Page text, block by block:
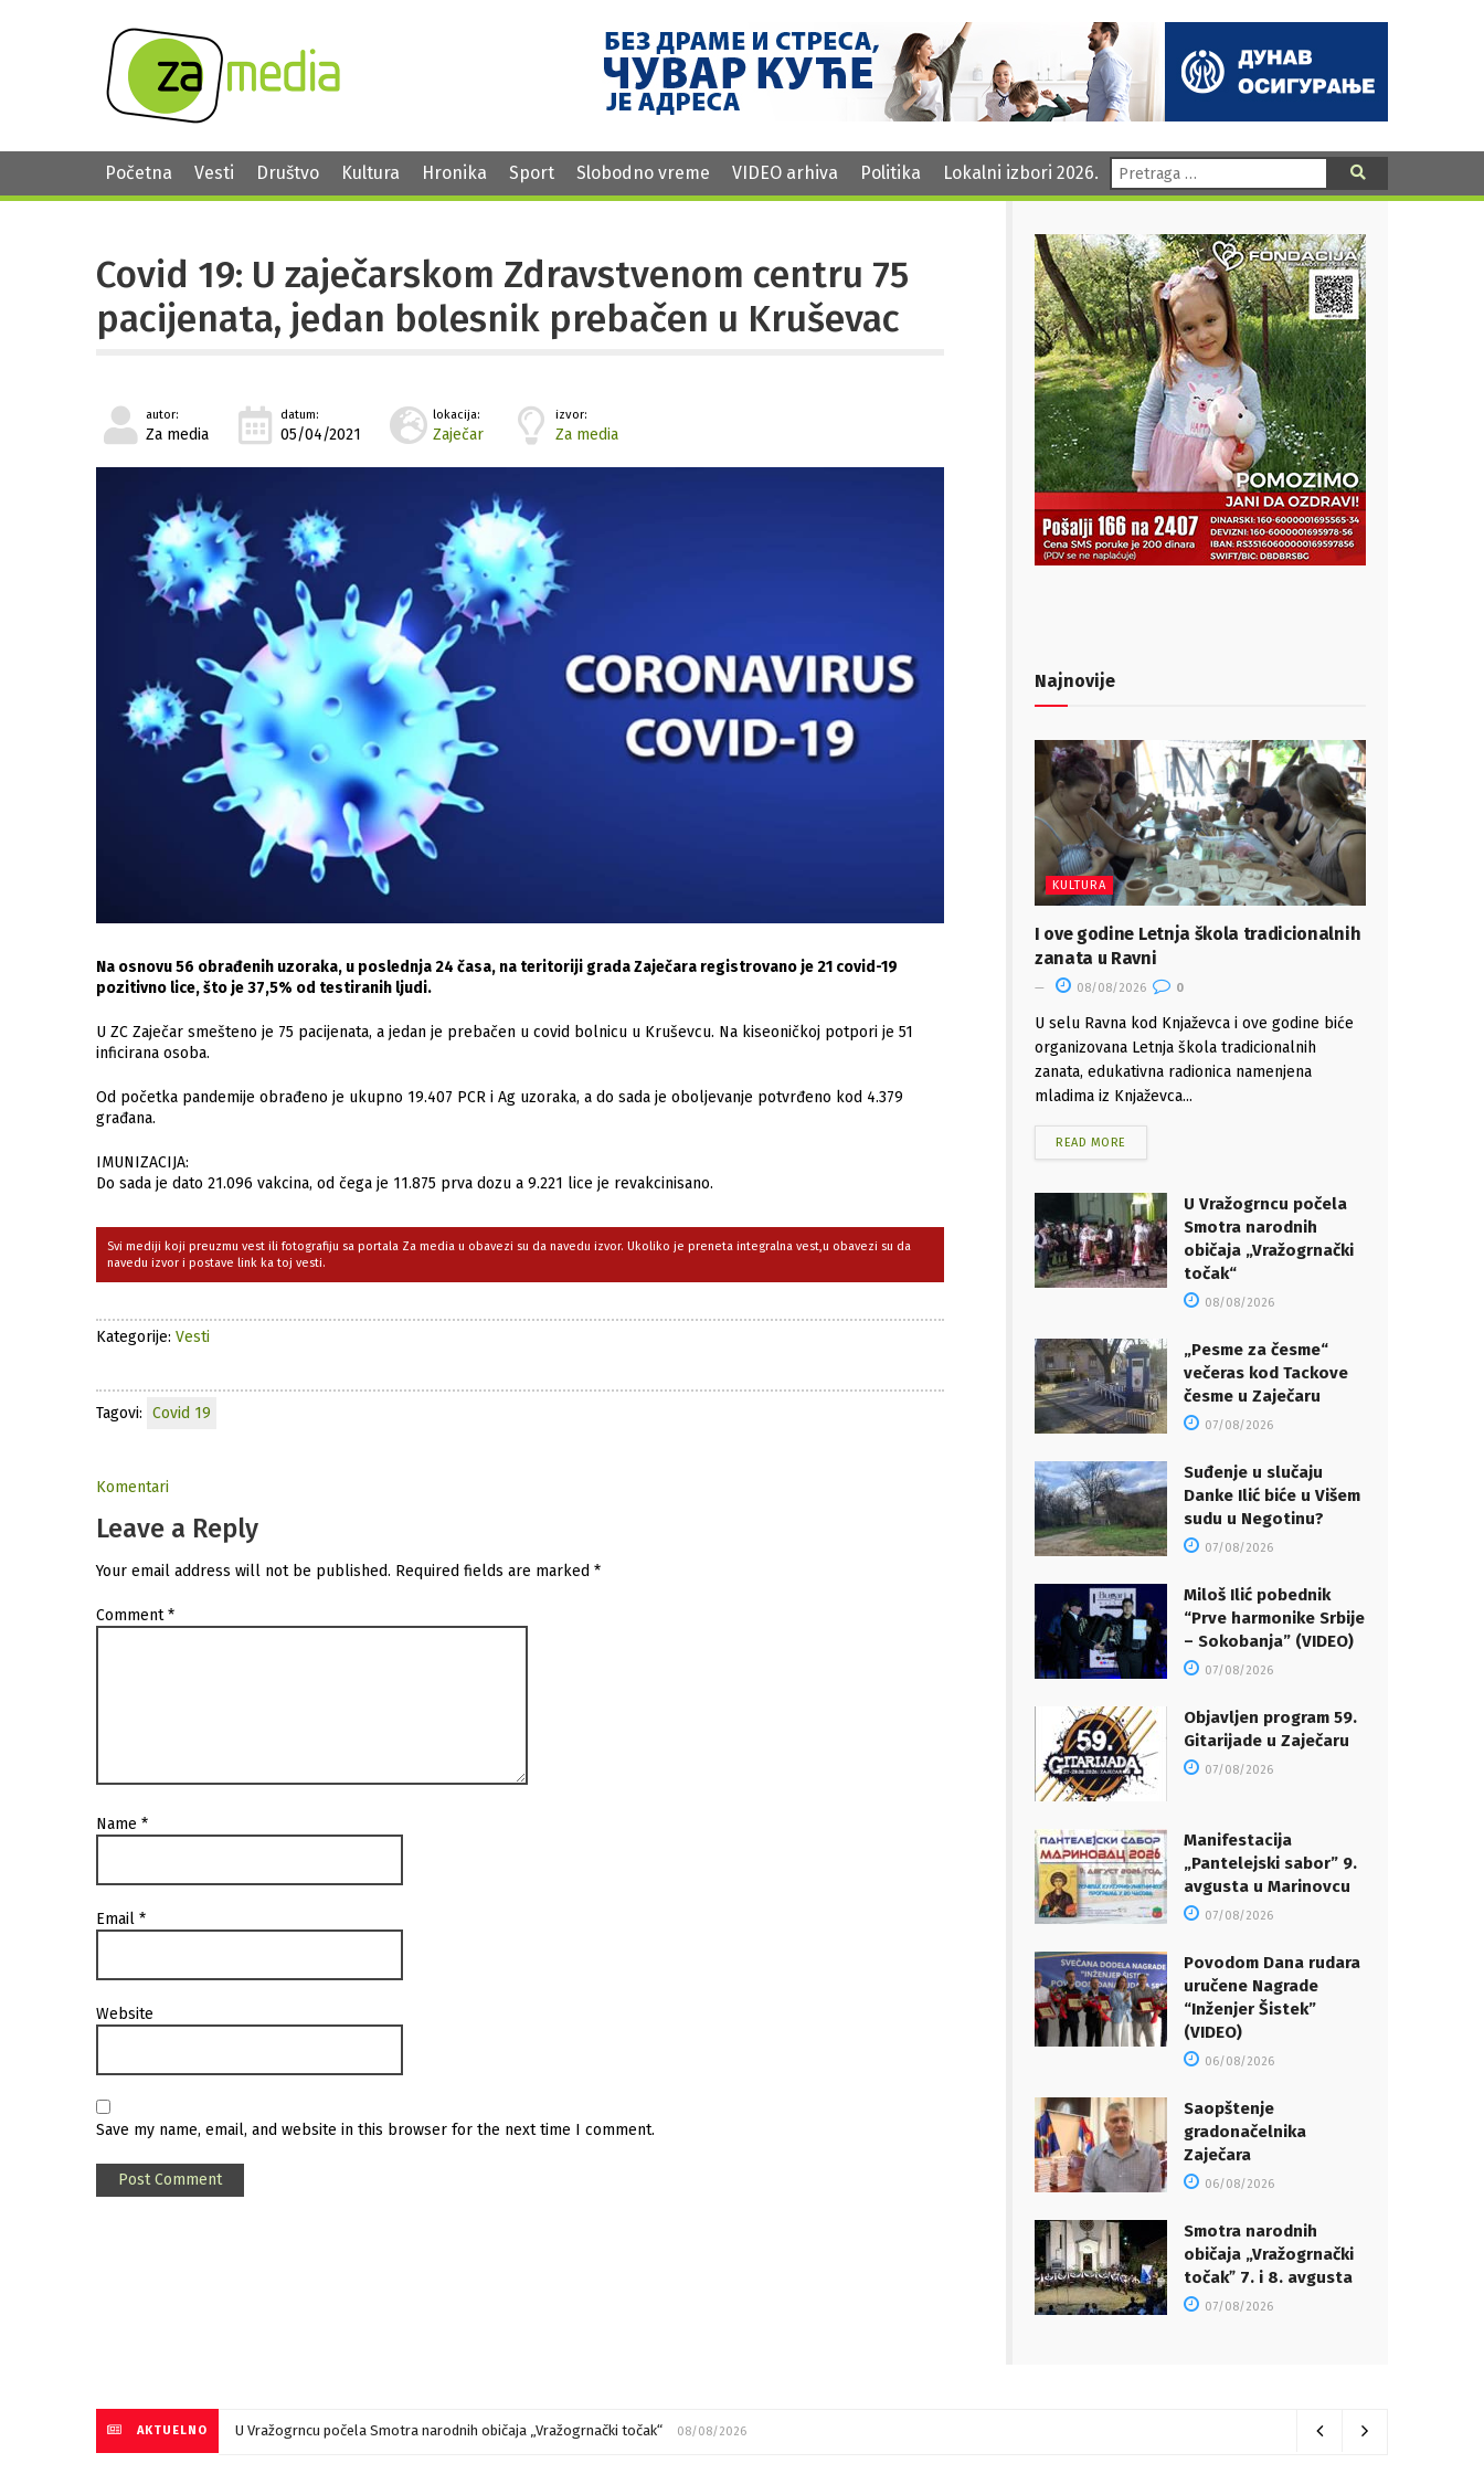
Početna Vesti Društvo Kultura Hronika Sport Slobodno vreme VIDEO arhiva Politika Lokalni izbori 2026. Pretraga:
Covid 19: U zaječarskom Zdravstvenom centru 75
pacijenata, jedan bolesnik prebačen u Kruševac
autor:
Za media
datum:
05/04/2021
lokacija:
Zaječar
izvor:
Za media
Na osnovu 56 obrađenih uzoraka, u poslednja 24 časa, na teritoriji grada Zaječara registrovano je 21 covid-19
pozitivno lice, što je 37,5% od testiranih ljudi.
U ZC Zaječar smešteno je 75 pacijenata, a jedan je prebačen u covid bolnicu u Kruševcu. Na kiseoničkoj potpori je 51
inficirana osoba.
Od početka pandemije obrađeno je ukupno 19.407 PCR i Ag uzoraka, a do sada je oboljevanje potvrđeno kod 4.379
građana.
IMUNIZACIJA:
Do sada je dato 21.096 vakcina, od čega je 11.875 prva dozu a 9.221 lice je revakcinisano.
Svi mediji koji preuzmu vest ili fotografiju sa portala Za media u obavezi su da navedu izvor. Ukoliko je preneta integralna vest,u obavezi su da
navedu izvor i postave link ka toj vesti.
Kategorije: Vesti
Tagovi: Covid 19
Komentari
Leave a Reply
Your email address will not be published. Required fields are marked *
Comment*
Name *
Email *
Website
Save my name, email, and website in this browser for the next time I comment.
Najnovije
KULTURA
I ove godine Letnja škola tradicionalnih
zanata u Ravni
08/08/2026 0
U selu Ravna kod Knjaževca i ove godine biće
organizovana Letnja škola tradicionalnih
zanata, edukativna radionica namenjena
mladima iz Knjaževca...
READ MORE
U Vražogrncu počela
Smotra narodnih
običaja „Vražogrnački
točak“
08/08/2026
„Pesme za česme“
večeras kod Tackove
česme u Zaječaru
07/08/2026
Suđenje u slučaju
Danke Ilić biće u Višem
sudu u Negotinu?
07/08/2026
Miloš Ilić pobednik
“Prve harmonike Srbije
– Sokobanja” (VIDEO)
07/08/2026
Objavljen program 59.
Gitarijade u Zaječaru
07/08/2026
Manifestacija
„Pantelejski sabor” 9.
avgusta u Marinovcu
07/08/2026
Povodom Dana rudara
uručene Nagrade
“Inženjer Šistek”
(VIDEO)
06/08/2026
Saopštenje
gradonačelnika
Zaječara
06/08/2026
Smotra narodnih
običaja „Vražogrnački
točakˮ 7. i 8. avgusta
07/08/2026
AKTUELNO U Vražogrncu počela Smotra narodnih običaja „Vražogrnački točak“ 08/08/2026